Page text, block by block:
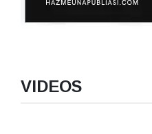
VIDEOS